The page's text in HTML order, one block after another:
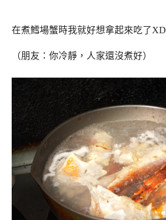
在煮鱈場蟹時我就好想拿起來吃了XD
（朋友：你冷靜，人家還沒煮好）